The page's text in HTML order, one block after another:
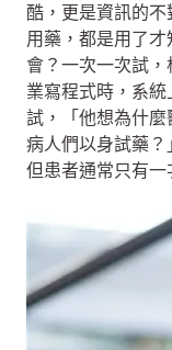
酷，更是資訊的
用藥，都是用了
會？一次一次試
業寫程式時，系統
試，「他想為什
病人們以身試藥？
但患者通常只有一